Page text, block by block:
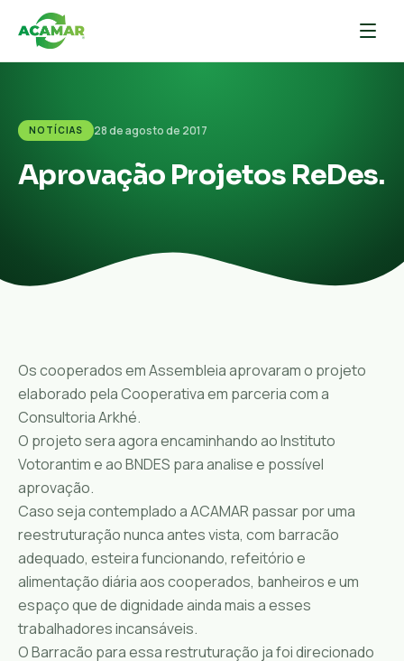
NOTÍCIAS 28 de agosto de 2017
Aprovação Projetos ReDes.
Os cooperados em Assembleia aprovaram o projeto
elaborado pela Cooperativa em parceria com a
Consultoria Arkhé.
O projeto sera agora encaminhando ao Instituto
Votorantim e ao BNDES para analise e possível
aprovação.
Caso seja contemplado a ACAMAR passar por uma
reestruturação nunca antes vista, com barracão
adequado, esteira funcionando, refeitório e
alimentação diária aos cooperados, banheiros e um
espaço que de dignidade ainda mais a esses
trabalhadores incansáveis.
O Barracão para essa restruturação ja foi direcionado